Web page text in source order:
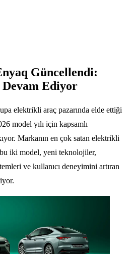
Güncellendi:
Ediyor
elektrikli araç pazarında elde ettiği
model yılı için kapsamlı
Markanın en çok satan elektrikli
iki model, yeni teknolojiler,
ve kullanıcı deneyimini artıran